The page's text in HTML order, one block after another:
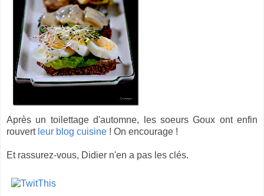
Après un toilettage d'automne, les soeurs Goux ont enfin
rouvert leur blog cuisine ! On encourage !
Et rassurez-vous, Didier n'en a pas les clés.